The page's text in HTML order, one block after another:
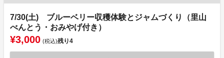
7/30(土) ブルーベリー収穫体験とジャムづくり（里山
べんとう・おみやげ付き）
¥3,000 (税込)残り4